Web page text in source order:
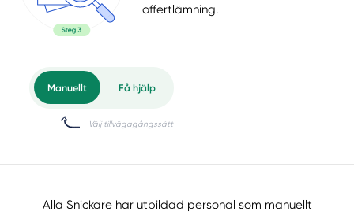
offertlämning.
Alla Snickare har utbildad personal som manuellt